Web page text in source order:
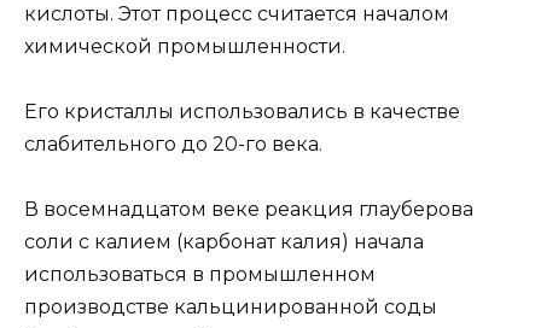
кислоты. Этот процесс считается началом
химической промышленности.
Его кристаллы использовались в качестве
слабительного до 20-го века.
В восемнадцатом веке реакция глауберова
соли с калием (карбонат калия) начала
использоваться в промышленном
производстве кальцинированной соды